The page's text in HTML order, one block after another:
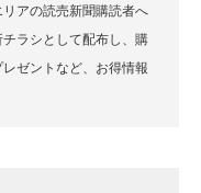
アの読売新聞購読者へ
ラシとして配布し、購
ゼントなど、お得情報